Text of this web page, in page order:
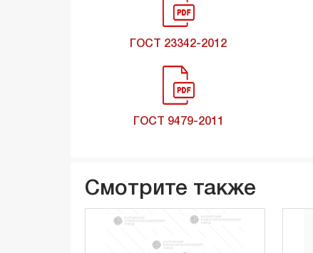
ГОСТ 23342-2012
ГОСТ 9479-2011
Смотрите также